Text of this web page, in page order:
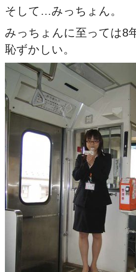
そして…みっちょん。
みっちょんに至っては
恥ずかしい。